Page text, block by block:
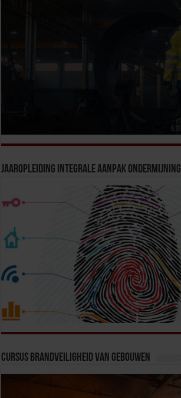
Jaaropleiding Integrale Aanpak Ondermijning
Cursus Brandveiligheid van Gebouwen